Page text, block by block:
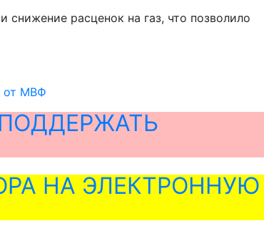
расценок на газ, что позволило
от МВФ
НА ЭЛЕКТРОННУЮ